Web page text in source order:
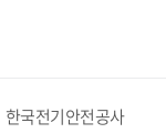
한국전기안전공사